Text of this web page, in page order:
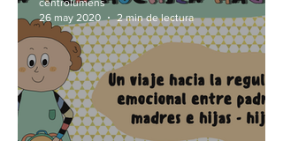
centrolumens
26 may 2020
2 min de lectura